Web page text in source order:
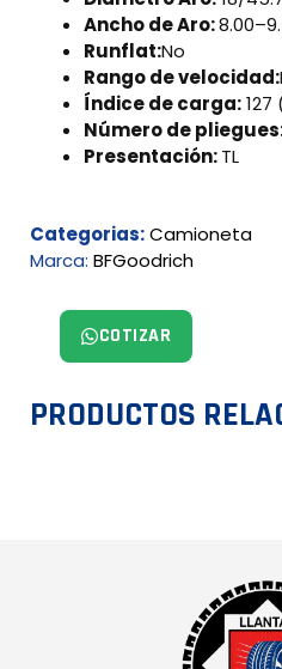
Ancho de Aro:
Runflat:No
Rango de velocidad:
Índice de carga:127
Número de
Presentación:TL
Categorias:Camioneta
Marca: BFGoodrich
COTIZAR
PRODUCTOS